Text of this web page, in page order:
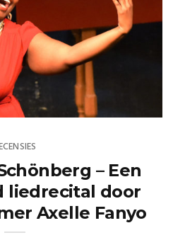
– Een
liedrecital door
Axelle Fanyo